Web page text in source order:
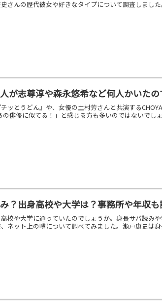
さんの歴代彼女や好きなタイプについて調査しまし
が志尊淳や森永悠希など何人かいた
ッとうどん』や、女優の土村芳さんと共演する
の俳優に似てる！」と感じる方も多いのではないでし
？出身高校や大学は？事務所や年収
校や大学に通っていたのでしょうか。身長サバ読み
ネット上の噂について調べてみました。瀬戸康史は